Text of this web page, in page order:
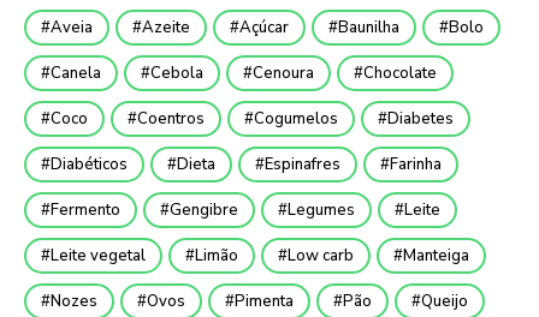
Aveia Azeite Açúcar Baunilha Bolo
Canela Cebola Cenoura Chocolate
Coco Coentros Cogumelos Diabetes
Diabéticos Dieta Espinafres Farinha
Fermento Gengibre Legumes Leite
Leite vegetal Limão Low carb Manteiga
Nozes Ovos Pimenta Pão Queijo